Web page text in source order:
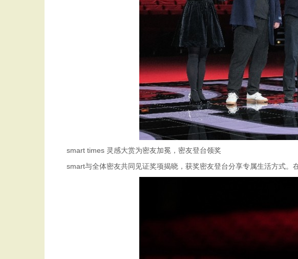
smart times 灵感大赏为密友加冕，密友登台领奖
smart与全体密友共同见证奖项揭晓，获奖密友登台分享专属生活方式。